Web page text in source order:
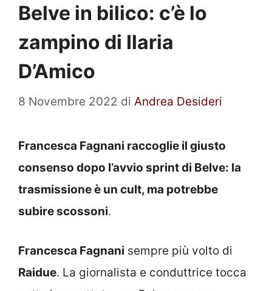
Belve in bilico: c’è lo
zampino di Ilaria
D’Amico
8 Novembre 2022 di Andrea Desideri
Francesca Fagnani raccoglie il giusto
consenso dopo l’avvio sprint di Belve: la
trasmissione è un cult, ma potrebbe
subire scossoni.
Francesca Fagnani sempre più volto di
Raidue. La giornalista e conduttrice tocca